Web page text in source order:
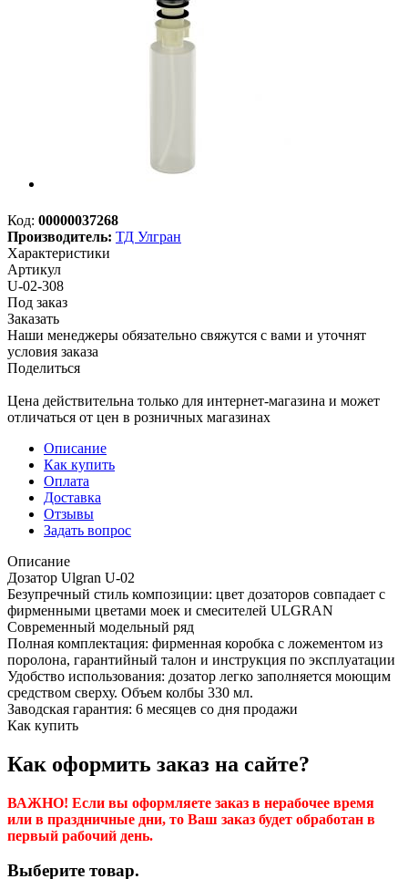
Код: 00000037268
Производитель: ТД Улгран
Характеристики
Артикул
U-02-308
Под заказ
Заказать
Наши менеджеры обязательно свяжутся с вами и уточнят
условия заказа
Поделиться
Цена действительна только для интернет-магазина и может
отличаться от цен в розничных магазинах
Описание
Как купить
Оплата
Доставка
Отзывы
Задать вопрос
Описание
Дозатор Ulgran U-02
Безупречный стиль композиции: цвет дозаторов совпадает с
фирменными цветами моек и смесителей ULGRAN
Современный модельный ряд
Полная комплектация: фирменная коробка с ложементом из
поролона, гарантийный талон и инструкция по эксплуатации
Удобство использования: дозатор легко заполняется моющим
средством сверху. Объем колбы 330 мл.
Заводская гарантия: 6 месяцев со дня продажи
Как купить
Как оформить заказ на сайте?
ВАЖНО! Если вы оформляете заказ в нерабочее время
или в праздничные дни, то Ваш заказ будет обработан в
первый рабочий день.
Выберите товар.